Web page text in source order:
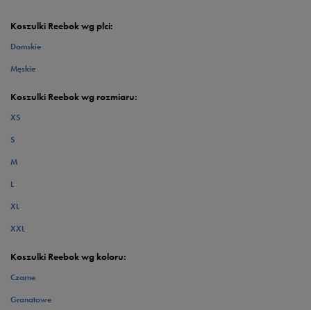
Koszulki Reebok wg płci:
Damskie
Męskie
Koszulki Reebok wg rozmiaru:
XS
S
M
L
XL
XXL
Koszulki Reebok wg koloru:
Czarne
Granatowe